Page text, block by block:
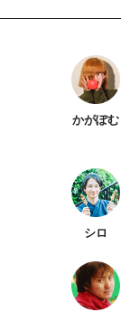
かがぽむ
シロ